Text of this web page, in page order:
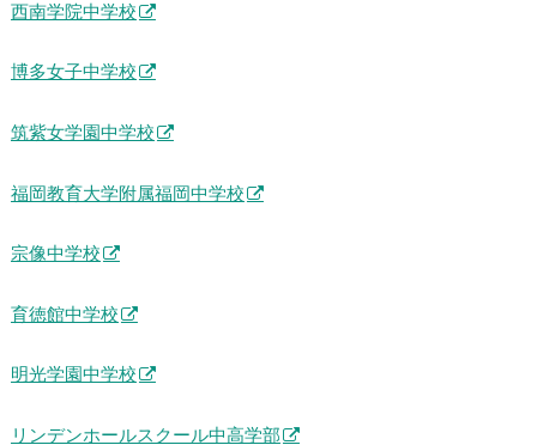
中村学園三陽中学校
上智福岡中学校
西南学院中学校
博多女子中学校
筑紫女学園中学校
福岡教育大学附属福岡中学校
宗像中学校
育徳館中学校